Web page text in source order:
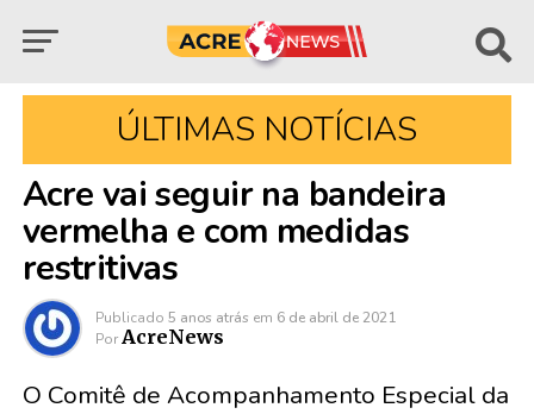
ÚLTIMAS NOTÍCIAS
Acre vai seguir na bandeira
vermelha e com medidas
restritivas
Publicado 5 anos atrás em 6 de abril de 2021
Por AcreNews
O Comitê de Acompanhamento Especial da